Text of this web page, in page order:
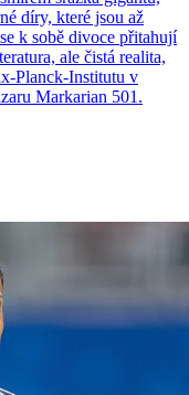
díry, které jsou až
k sobě divoce přitahují
ale čistá realita,
Planck-Institutu v
Markarian 501.